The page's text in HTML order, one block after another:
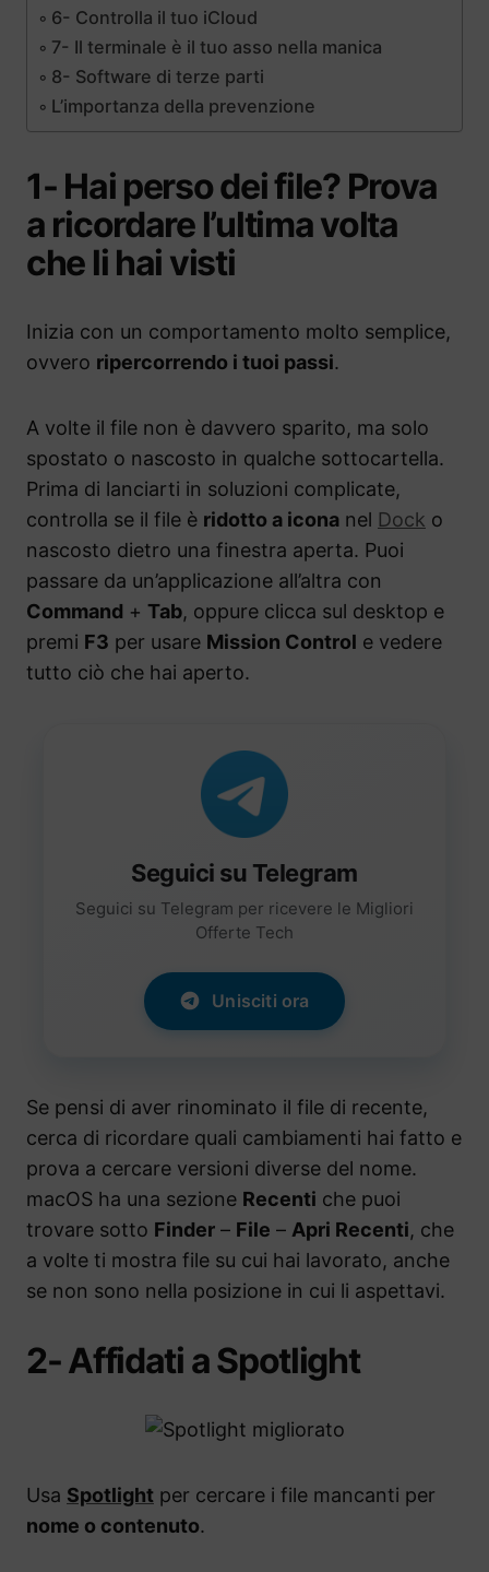
6- Controlla il tuo iCloud
7- Il terminale è il tuo asso nella manica
8- Software di terze parti
L’importanza della prevenzione
1- Hai perso dei file? Prova
a ricordare l’ultima volta
che li hai visti
Inizia con un comportamento molto semplice,
ovvero ripercorrendo i tuoi passi.
A volte il file non è davvero sparito, ma solo
spostato o nascosto in qualche sottocartella.
Prima di lanciarti in soluzioni complicate,
controlla se il file è ridotto a icona nel Dock o
nascosto dietro una finestra aperta. Puoi
passare da un’applicazione all’altra con
Command + Tab, oppure clicca sul desktop e
premi F3 per usare Mission Control e vedere
tutto ciò che hai aperto.
Seguici su Telegram
Seguici su Telegram per ricevere le Migliori
Offerte Tech
Unisciti ora
Se pensi di aver rinominato il file di recente,
cerca di ricordare quali cambiamenti hai fatto e
prova a cercare versioni diverse del nome.
macOS ha una sezione Recenti che puoi
trovare sotto Finder – File – Apri Recenti, che
a volte ti mostra file su cui hai lavorato, anche
se non sono nella posizione in cui li aspettavi.
2- Affidati a Spotlight
Usa Spotlight per cercare i file mancanti per
nome o contenuto.